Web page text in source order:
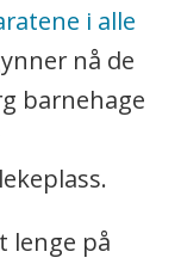
i alle
nå de
barnehage
lenge på